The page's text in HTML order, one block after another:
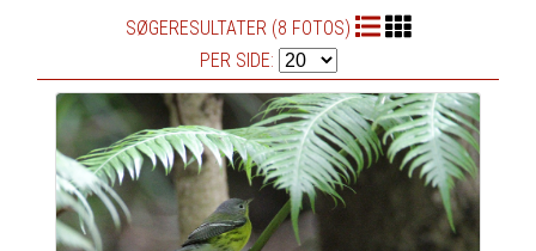
SØGERESULTATER (8 FOTOS)
PER SIDE: